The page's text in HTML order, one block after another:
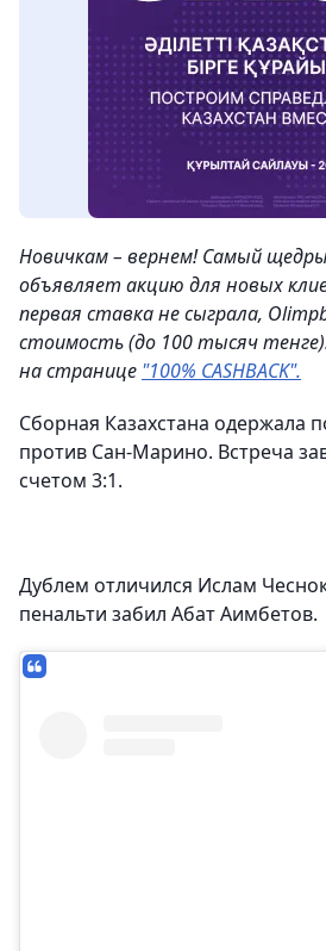
Новичкам – вернем! Самый
объявляет акцию для новых
первая ставка не сыграла,
стоимость (до 100 тысяч
на странице "100% CASHBACK".
Сборная Казахстана одержала
против Сан-Марино. Встреча
счетом 3:1.
Дублем отличился Ислам
пенальти забил Абат Аимбетов.